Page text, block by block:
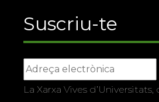
Suscriu-te
La Xarxa Vives d’Universitats,